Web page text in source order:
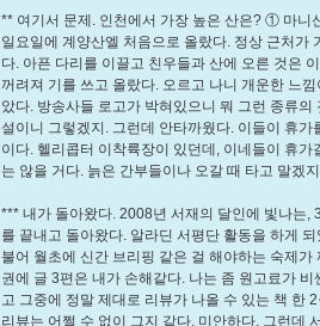
** 여기서 문제. 인천에서 가장 높은 산은? ① 마
일요일에 계양산엘 처음으로 올랐다. 정상 근처가
다. 아픈 다리를 이끌고 친우들과 산에 오른 것은
꺼려져 기를 쓰고 올랐다. 오르고 나니 개운한 느
았다. 방송사들 로고가 박혀있으니 뭐 그런 종류
설이니 그렇겠지. 그런데 안타까웠다. 이들이 휴
이다. 헬리콥터 이착륙장이 있던데, 이네들이 휴
는 않을 거다. 늙은 간부들이나 오갈 때 타고 말겠
*** 내가 돌아왔다. 2008년 서재의 달인에 빛나는,
를 끝내고 돌아왔다. 알라딘 서평단 활동을 하게
불어 월초에 신간 브리핑 같은 걸 해야하는 숙제
권에 글 3편은 내가 손해같다. 나는 좀 원고료가
고 그중에 정말 제대로 리뷰가 나올 수 있는 책 한
리뷰는 어쩔 수 없이 그지 같다. 미안하다. 그런데